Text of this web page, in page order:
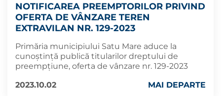
NOTIFICAREA PREEMPTORILOR PRIVIND
OFERTA DE VÂNZARE TEREN
EXTRAVILAN NR. 129-2023
Primăria municipiului Satu Mare aduce la
cunoștință publică titularilor dreptului de
preempțiune, oferta de vânzare nr. 129-2023
2023.10.02
MAI DEPARTE